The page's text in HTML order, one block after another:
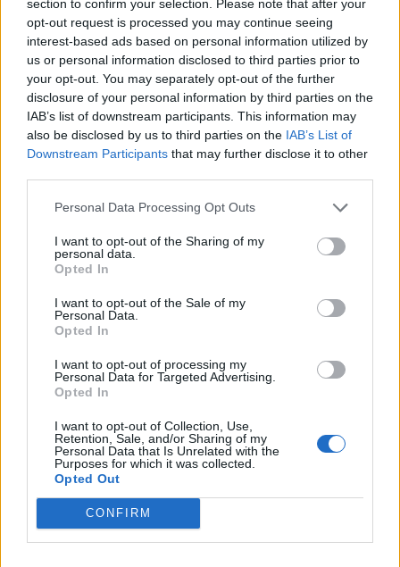
section to confirm your selection. Please note that after your
opt-out request is processed you may continue seeing
interest-based ads based on personal information utilized by
us or personal information disclosed to third parties prior to
your opt-out. You may separately opt-out of the further
disclosure of your personal information by third parties on the
IAB’s list of downstream participants. This information may
also be disclosed by us to third parties on the IAB’s List of
Downstream Participants that may further disclose it to other
Personal Data Processing Opt Outs
I want to opt-out of the Sharing of my
personal data.
Opted In
I want to opt-out of the Sale of my
Personal Data.
Opted In
I want to opt-out of processing my
Personal Data for Targeted Advertising.
Opted In
I want to opt-out of Collection, Use,
Retention, Sale, and/or Sharing of my
Personal Data that Is Unrelated with the
Purposes for which it was collected.
Opted Out
CONFIRM
Kudai
Panda
Calle 13
30 Seconds To Mars
Moderatto
blink-182